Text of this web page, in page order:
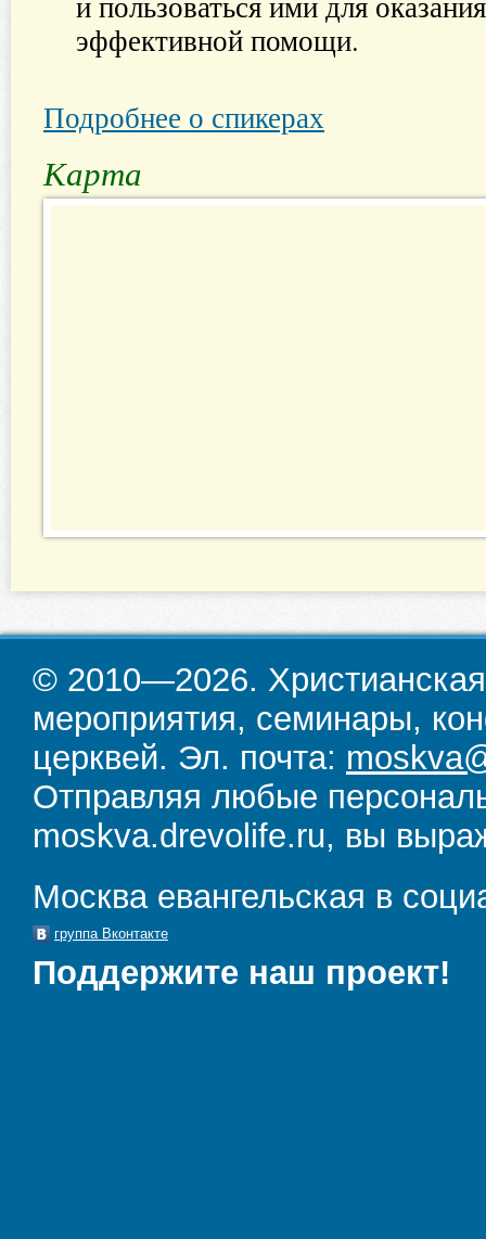
эффективной помощи.
Подробнее о спикерах
Карта
© 2010—2026.
мероприятия, семинары,
церквей. Эл. почта:
Отправляя любые
moskva.drevolife.ru, вы
Москва евангельская в
группа Вконтакте
Поддержите наш проект!